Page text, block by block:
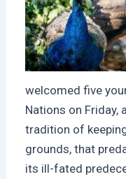
welcomed five
Nations on Friday,
tradition of
grounds, that
its ill-fated